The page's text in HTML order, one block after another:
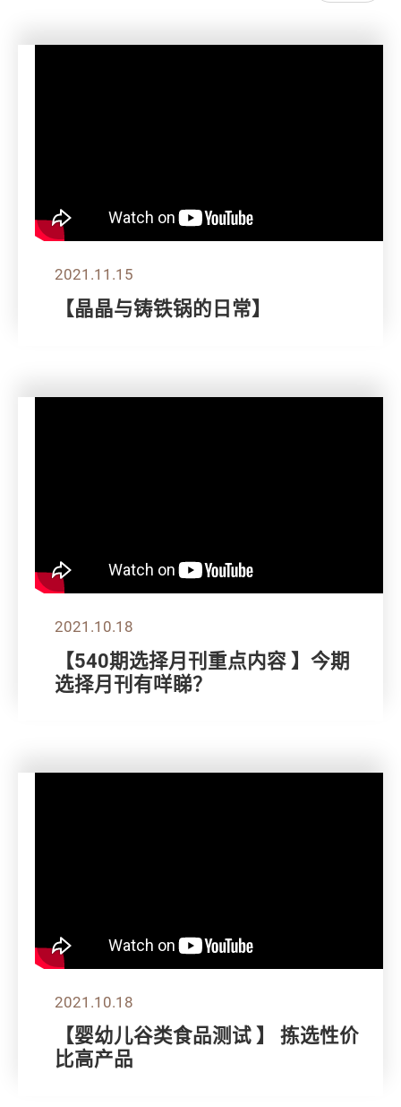
2021.11.15
【晶晶与铸铁锅的日常】
2021.10.18
【540期选择月刊重点内容 】今期
选择月刊有咩睇？
2021.10.18
【婴幼儿谷类食品测试 】 拣选性价
比高产品